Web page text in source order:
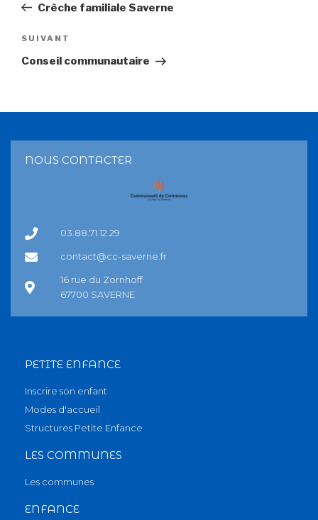
Crèche familiale Saverne
SUIVANT
Conseil communautaire
NOUS CONTACTER
03.88.71.12.29
contact@cc-saverne.fr
16 rue du Zornhoff
67700 SAVERNE
PETITE ENFANCE
Inscrire son enfant
Modes d'accueil
Structures Petite Enfance
LES COMMUNES
Les communes
ENFANCE